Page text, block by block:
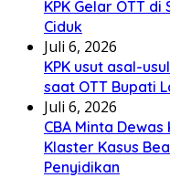
KPK Gelar OTT
Ciduk
Juli 6, 2026
KPK usut asal-
saat OTT Bupati
Juli 6, 2026
CBA Minta Dewas
Klaster Kasus
Penyidikan